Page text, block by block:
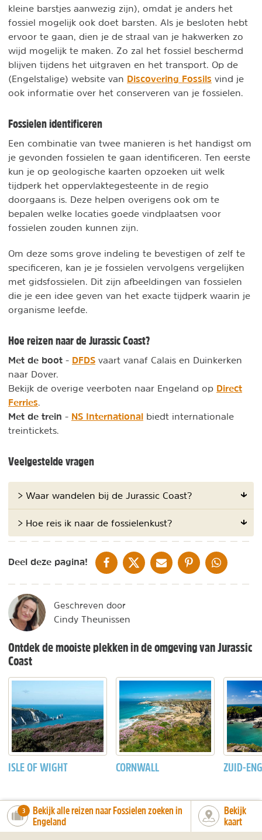
kleine barstjes aanwezig zijn), omdat je anders het
fossiel mogelijk ook doet barsten. Als je besloten hebt
ervoor te gaan, dien je de straal van je hakwerken zo
wijd mogelijk te maken. Zo zal het fossiel beschermd
blijven tijdens het uitgraven en het transport. Op de
(Engelstalige) website van Discovering Fossils vind je
ook informatie over het conserveren van je fossielen.
Fossielen identificeren
Een combinatie van twee manieren is het handigst om
je gevonden fossielen te gaan identificeren. Ten eerste
kun je op geologische kaarten opzoeken uit welk
tijdperk het oppervlaktegesteente in de regio
doorgaans is. Deze helpen overigens ook om te
bepalen welke locaties goede vindplaatsen voor
fossielen zouden kunnen zijn.
Om deze soms grove indeling te bevestigen of zelf te
specificeren, kan je je fossielen vervolgens vergelijken
met gidsfossielen. Dit zijn afbeeldingen van fossielen
die je een idee geven van het exacte tijdperk waarin je
organisme leefde.
Hoe reizen naar de Jurassic Coast?
Met de boot - DFDS vaart vanaf Calais en Duinkerken
naar Dover.
Bekijk de overige veerboten naar Engeland op Direct
Ferries
Met de trein - NS International biedt internationale
treintickets.
Veelgestelde vragen
> Waar wandelen bij de Jurassic Coast?
> Hoe reis ik naar de fossielenkust?
Deel deze pagina! DELEN OP FACEBOOK
DELEN OP XDELEN VIA DE MAIL
DELEN OP PINTEREST
DELEN OP
Geschreven door
Cindy Theunissen
Ontdek de mooiste plekken in de omgeving van Jurassic
Coast
ISLE OF WIGHT CORNWALL ZUID-
number_of_trips:
3
Bekijk alle reizen naar Fossielen zoeken in
Engeland
Bekijk
kaart